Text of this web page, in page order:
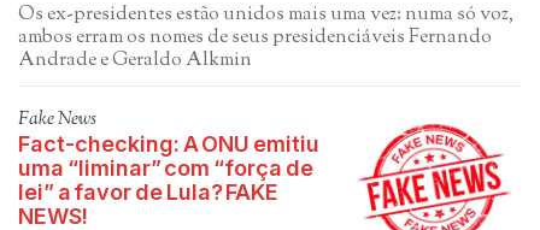
Os ex-presidentes estão unidos mais uma vez: numa só voz,
ambos erram os nomes de seus presidenciáveis Fernando
Andrade e Geraldo Alkmin
Fake News
Fact-checking: A ONU emitiu
uma “liminar” com “força de
lei” a favor de Lula? FAKE
NEWS!